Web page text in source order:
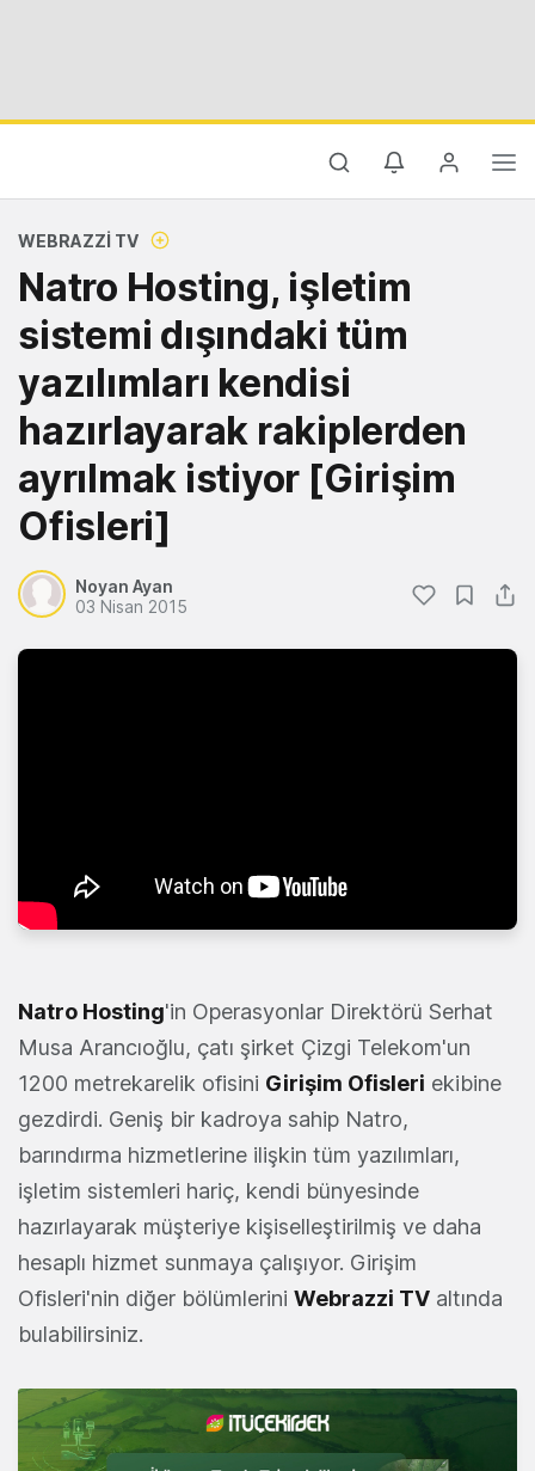
WEBRAZZI TV
Natro Hosting, işletim
sistemi dışındaki tüm
yazılımları kendisi
hazırlayarak rakiplerden
ayrılmak istiyor [Girişim
Ofisleri]
Noyan Ayan
03 Nisan 2015
Natro Hosting'in Operasyonlar Direktörü Serhat
Musa Arancıoğlu, çatı şirket Çizgi Telekom'un
1200 metrekarelik ofisini Girişim Ofisleri ekibine
gezdirdi. Geniş bir kadroya sahip Natro,
barındırma hizmetlerine ilişkin tüm yazılımları,
işletim sistemleri hariç, kendi bünyesinde
hazırlayarak müşteriye kişiselleştirilmiş ve daha
hesaplı hizmet sunmaya çalışıyor. Girişim
Ofisleri'nin diğer bölümlerini Webrazzi TV altında
bulabilirsiniz.